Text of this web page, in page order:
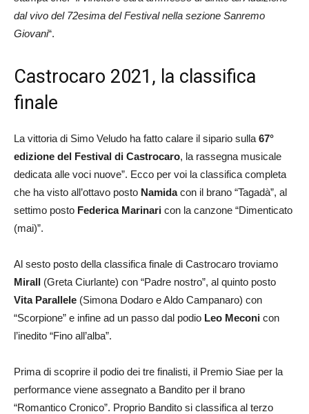
dal vivo del 72esima del Festival nella sezione Sanremo
Giovani“.
Castrocaro 2021, la classifica
finale
La vittoria di Simo Veludo ha fatto calare il sipario sulla 67°
edizione del Festival di Castrocaro, la rassegna musicale
dedicata alle voci nuove”. Ecco per voi la classifica completa
che ha visto all’ottavo posto Namidacon il brano “Tagadà”, al
settimo posto Federica Marinari con la canzone “Dimenticato
(mai)”.
Al sesto posto della classifica finale di Castrocaro troviamo
Mirall (Greta Ciurlante) con “Padre nostro”, al quinto posto
Vita Parallele (Simona Dodaro e Aldo Campanaro) con
“Scorpione” e infine ad un passo dal podio Leo Meconi con
l’inedito “Fino all’alba”.
Prima di scoprire il podio dei tre finalisti, il Premio Siae per la
performance viene assegnato a Bandito per il brano
“Romantico Cronico”. Proprio Bandito si classifica al terzo